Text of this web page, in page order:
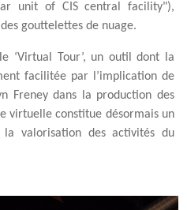
unit of CIS central facility"),
gouttelettes de nuage.
‘Virtual Tour’, un outil dont la
facilitée par l’implication de
Freney dans la production des
virtuelle constitue désormais un
la valorisation des activités du